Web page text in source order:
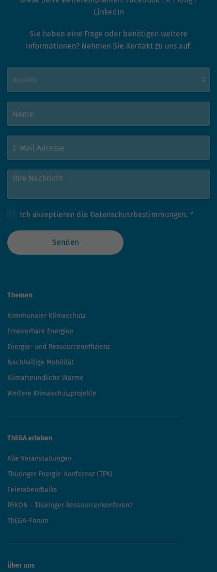
LinkedIn
Sie haben eine Frage oder benötigen weitere
Informationen? Nehmen Sie Kontakt zu uns auf.
Ich akzeptieren die Datenschutzbestimmungen. *
Senden
Themen
Kommunaler Klimaschutz
Erneuerbare Energien
Energie- und Ressourceneffizienz
Nachhaltige Mobilität
Klimafreundliche Wärme
Weitere Klimaschutzprojekte
ThEGA erleben
Alle Veranstaltungen
Thüringer Energie-Konferenz (TEK)
Feierabendtalks
REKON - Thüringer Ressourcenkonferenz
ThEGA-Forum
Über uns